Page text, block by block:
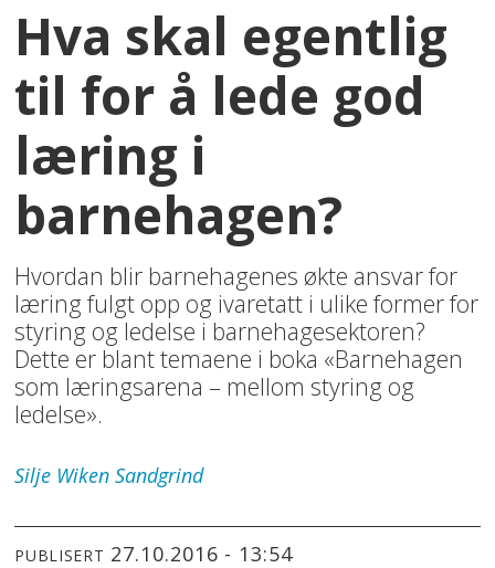
Hva skal egentlig
til for å lede god
læring i
barnehagen?
Hvordan blir barnehagenes økte ansvar for
læring fulgt opp og ivaretatt i ulike former for
styring og ledelse i barnehagesektoren?
Dette er blant temaene i boka «Barnehagen
som læringsarena – mellom styring og
ledelse».
Silje Wiken Sandgrind
PUBLISERT 27.10.2016 - 13:54